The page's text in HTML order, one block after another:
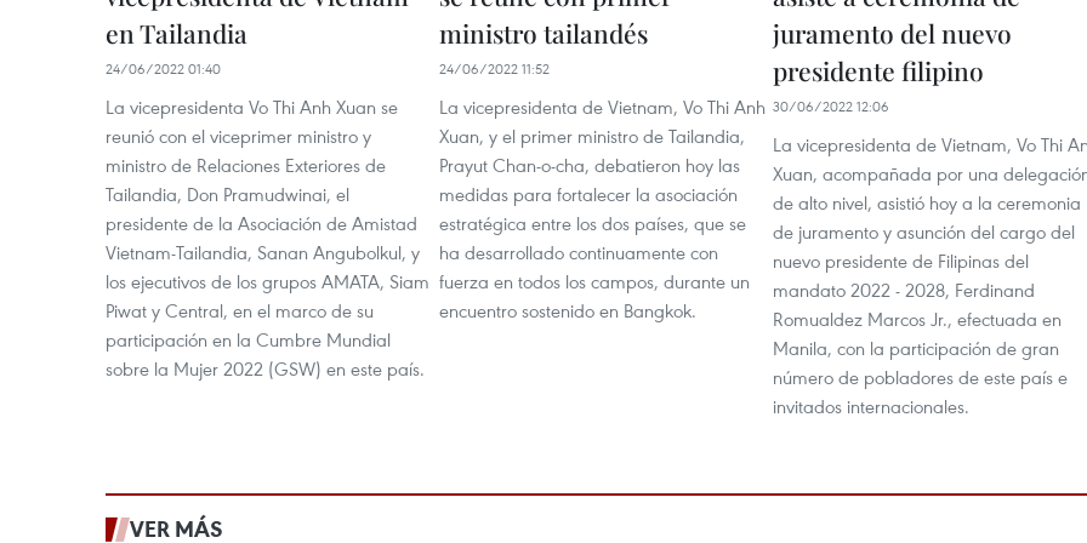
en Tailandia
24/06/2022 01:40
La vicepresidenta Vo Thi Anh Xuan se
reunió con el viceprimer ministro y
ministro de Relaciones Exteriores de
Tailandia, Don Pramudwinai, el
presidente de la Asociación de Amistad
Vietnam-Tailandia, Sanan Angubolkul, y
los ejecutivos de los grupos AMATA, Siam
Piwat y Central, en el marco de su
participación en la Cumbre Mundial
sobre la Mujer 2022 (GSW) en este país.
ministro tailandés
24/06/2022 11:52
La vicepresidenta de Vietnam, Vo Thi Anh
Xuan, y el primer ministro de Tailandia,
Prayut Chan-o-cha, debatieron hoy las
medidas para fortalecer la asociación
estratégica entre los dos países, que se
ha desarrollado continuamente con
fuerza en todos los campos, durante un
encuentro sostenido en Bangkok.
juramento del nuevo
presidente filipino
30/06/2022 12:06
La vicepresidenta de Vietnam, Vo Thi
Xuan, acompañada por una
de alto nivel, asistió hoy a la ceremonia
de juramento y asunción del cargo del
nuevo presidente de Filipinas del
mandato 2022 - 2028, Ferdinand
Romualdez Marcos Jr., efectuada en
Manila, con la participación de gran
número de pobladores de este país e
invitados internacionales.
VER MÁS